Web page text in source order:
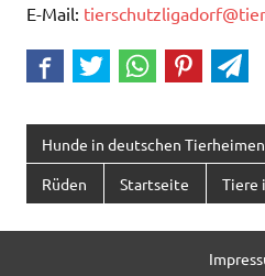
E-Mail:
Hunde in deutschen Tierheimen
Rüden Startseite Tiere